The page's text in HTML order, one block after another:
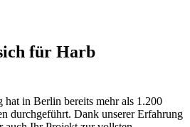
für Harb
in Berlin bereits mehr als 1.200
durchgeführt. Dank unserer Erfahrung